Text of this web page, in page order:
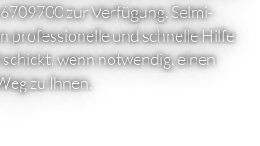
zur Verfügung. Selmi-
professionelle und schnelle Hilfe
wenn notwendig, einen
zu Ihnen.